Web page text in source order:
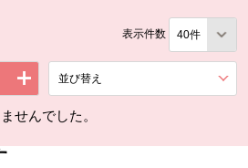
表示件数
並び替え
せんでした。